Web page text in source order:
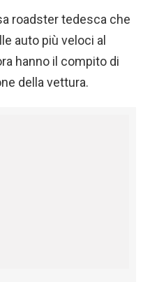
roadster tedesca che
auto più veloci al
hanno il compito di
della vettura.